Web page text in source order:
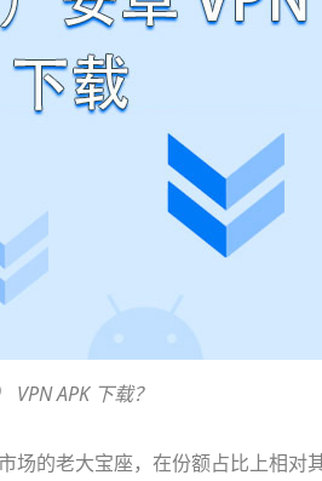
APK 下载？
场的老大宝座，在份额占比上相对